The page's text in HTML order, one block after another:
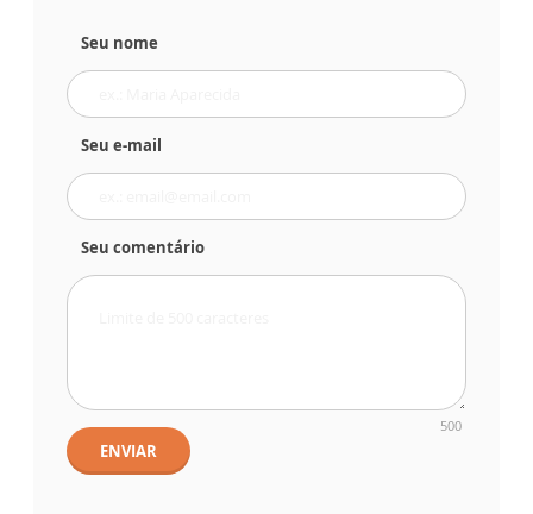
Seu nome
Seu e-mail
Seu comentário
500
ENVIAR